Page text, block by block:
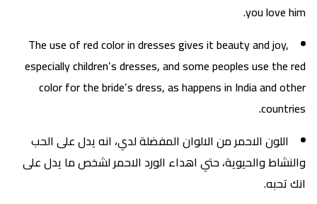
you love him.
The use of red color in dresses gives it beauty and joy,
especially children’s dresses, and some peoples use the red
color for the bride’s dress, as happens in India and other
countries.
اللون الاحمر من الالوان المفضلة لدي، انه يدل على الحب
والنشاط والحيوية، حتي اهداء الورد الاحمر لشخص ما يدل على
انك تحبه.